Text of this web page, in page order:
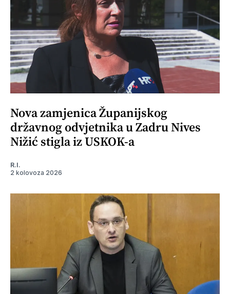
Nova zamjenica Županijskog
državnog odvjetnika u Zadru Nives
Nižić stigla iz USKOK-a
R.I.
2 kolovoza 2026